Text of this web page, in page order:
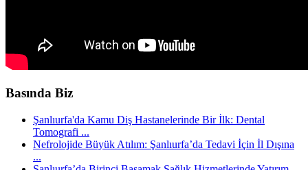
Basında Biz
Şanlıurfa'da Kamu Diş Hastanelerinde Bir İlk: Dental
Tomografi ...
Nefrolojide Büyük Atılım: Şanlıurfa’da Tedavi İçin İl Dışına
...